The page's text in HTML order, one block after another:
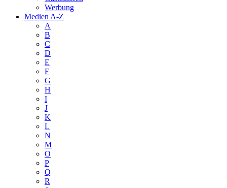
Werbung
Medien A-Z
A
B
C
D
E
F
G
H
I
J
K
L
N
M
O
P
Q
R